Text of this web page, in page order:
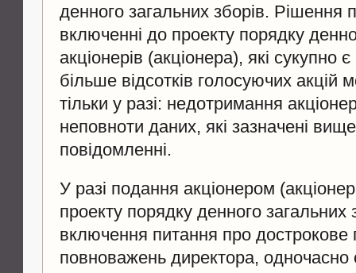
денного загальних зборів. Рішення
включенні до проекту порядку
акціонерів (акціонера), які сукупно
більше відсотків голосуючих акцій
тільки у разі: недотримання
неповноти даних, які зазначені
повідомленні.
У разі подання акціонером
проекту порядку денного загальних
включення питання про дострокове
повноважень директора, одночасно